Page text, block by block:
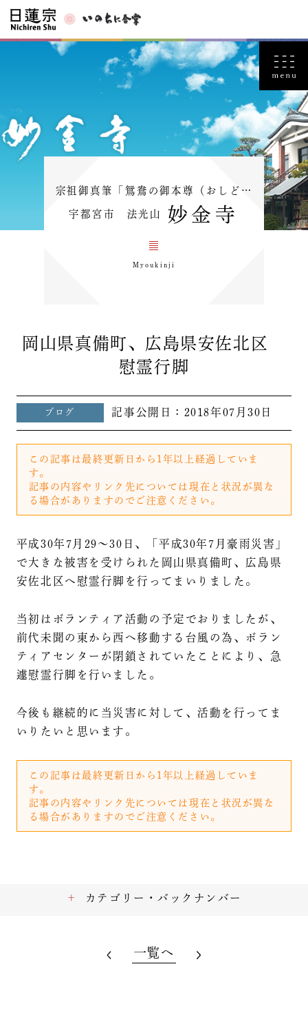
宗祖御真筆「鴛鴦の御本尊（おしど…
宇都宮市 法光山 妙金寺
Myoukinji
岡山県真備町、広島県安佐北区
慰霊行脚
ブログ 記事公開日： 2018年07月30日
この記事は最終更新日から1年以上経過していま
す。
記事の内容やリンク先については現在と状況が異な
る場合がありますのでご注意ください。
平成30年7月29～30日、「平成30年7月豪雨災害」
で大きな被害を受けられた岡山県真備町、広島県
安佐北区へ慰霊行脚を行ってまいりました。
当初はボランティア活動の予定でおりましたが、
前代未聞の東から西へ移動する台風の為、ボラン
ティアセンターが閉鎖されていたことにより、急
遽慰霊行脚を行いました。
今後も継続的に当災害に対して、活動を行ってま
いりたいと思います。
この記事は最終更新日から1年以上経過していま
す。
記事の内容やリンク先については現在と状況が異な
る場合がありますのでご注意ください。
カテゴリー・バックナンバー
一覧へ